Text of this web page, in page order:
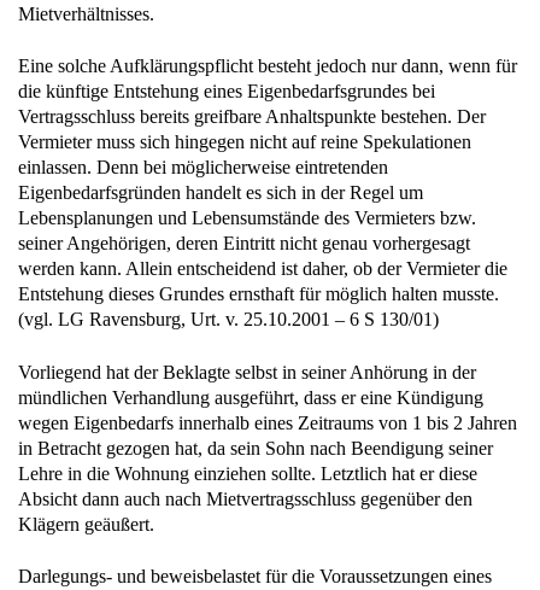
Mietverhältnisses.
Eine solche Aufklärungspflicht besteht jedoch nur dann, wenn für
die künftige Entstehung eines Eigenbedarfsgrundes bei
Vertragsschluss bereits greifbare Anhaltspunkte bestehen. Der
Vermieter muss sich hingegen nicht auf reine Spekulationen
einlassen. Denn bei möglicherweise eintretenden
Eigenbedarfsgründen handelt es sich in der Regel um
Lebensplanungen und Lebensumstände des Vermieters bzw.
seiner Angehörigen, deren Eintritt nicht genau vorhergesagt
werden kann. Allein entscheidend ist daher, ob der Vermieter die
Entstehung dieses Grundes ernsthaft für möglich halten musste.
(vgl. LG Ravensburg, Urt. v. 25.10.2001 – 6 S 130/01)
Vorliegend hat der Beklagte selbst in seiner Anhörung in der
mündlichen Verhandlung ausgeführt, dass er eine Kündigung
wegen Eigenbedarfs innerhalb eines Zeitraums von 1 bis 2 Jahren
in Betracht gezogen hat, da sein Sohn nach Beendigung seiner
Lehre in die Wohnung einziehen sollte. Letztlich hat er diese
Absicht dann auch nach Mietvertragsschluss gegenüber den
Klägern geäußert.
Darlegungs- und beweisbelastet für die Voraussetzungen eines